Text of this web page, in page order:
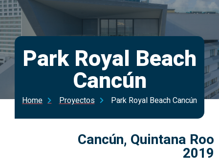
Park Royal Beach
Cancún
Home Proyectos Park Royal Beach Cancún
Cancún, Quintana Roo
2019